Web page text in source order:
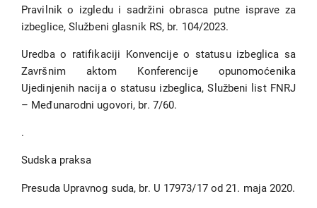
Pravilnik o izgledu i sadržini obrasca putne isprave za
izbeglice, Službeni glasnik RS, br. 104/2023.
Uredba o ratifikaciji Konvencije o statusu izbeglica sa
Završnim aktom Konferencije opunomoćenika
Ujedinjenih nacija o statusu izbeglica, Službeni list FNRJ
– Međunarodni ugovori, br. 7/60.
.
Sudska praksa
Presuda Upravnog suda, br. U 17973/17 od 21. maja 2020.